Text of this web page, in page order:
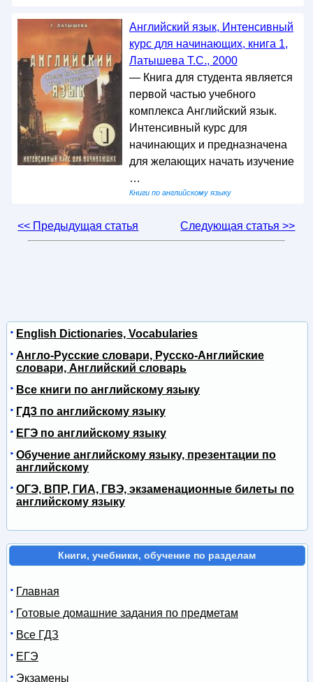
Английский язык, Интенсивный
курс для начинающих, книга 1,
Латышева Т.С., 2000
— Книга для студента является
первой частью учебного
комплекса Английский язык.
Интенсивный курс для
начинающих и предназначена
для желающих начать изучение
…
Книги по английскому языку
<< Предыдущая статья Следующая статья >>
English Dictionaries, Vocabularies
Англо-Русские словари, Русско-Английские
словари, Английский словарь
Все книги по английскому языку
ГДЗ по английскому языку
ЕГЭ по английскому языку
Обучение английскому языку, презентации по
английскому
ОГЭ, ВПР, ГИА, ГВЭ, экзаменационные билеты по
английскому языку
Книги, учебники, обучение по разделам
Главная
Готовые домашние задания по предметам
Все ГДЗ
ЕГЭ
Экзамены